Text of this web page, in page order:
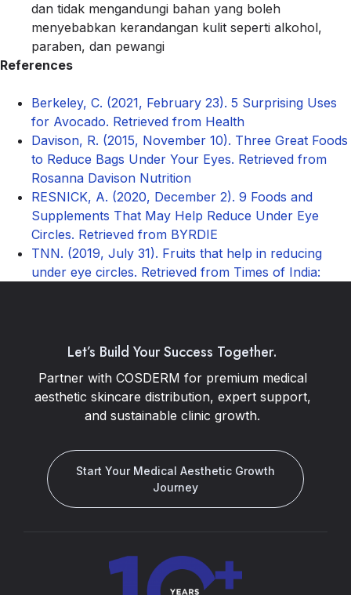
dan tidak mengandungi bahan yang boleh
menyebabkan kerandangan kulit seperti alkohol,
paraben, dan pewangi
References
Berkeley, C. (2021, February 23). 5 Surprising Uses
for Avocado. Retrieved from Health
Davison, R. (2015, November 10). Three Great Foods
to Reduce Bags Under Your Eyes. Retrieved from
Rosanna Davison Nutrition
RESNICK, A. (2020, December 2). 9 Foods and
Supplements That May Help Reduce Under Eye
Circles. Retrieved from BYRDIE
TNN. (2019, July 31). Fruits that help in reducing
under eye circles. Retrieved from Times of India:
Let’s Build Your Success Together.
Partner with COSDERM for premium medical
aesthetic skincare distribution, expert support,
and sustainable clinic growth.
Start Your Medical Aesthetic Growth
Journey